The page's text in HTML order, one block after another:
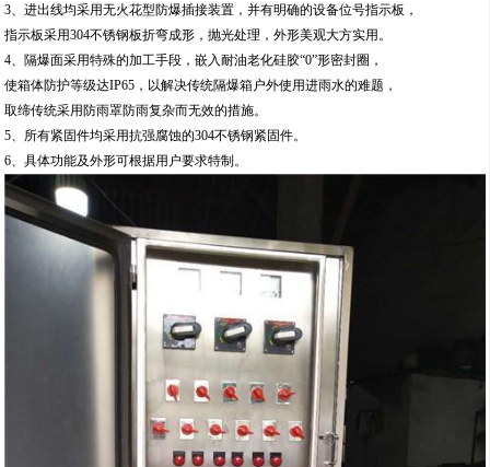
3、进出线均采用无火花型防爆插接装置，并有明确的设备位号指示板，
指示板采用304不锈钢板折弯成形，抛光处理，外形美观大方实用。
4、隔爆面采用特殊的加工手段，嵌入耐油老化硅胶“0”形密封圈，
使箱体防护等级达IP65，以解决传统隔爆箱户外使用进雨水的难题，
取缔传统采用防雨罩防雨复杂而无效的措施。
5、所有紧固件均采用抗强腐蚀的304不锈钢紧固件。
6、具体功能及外形可根据用户要求特制。